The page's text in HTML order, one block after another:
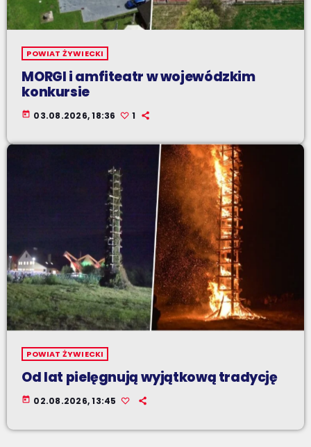
POWIAT ŻYWIECKI
MORGI i amfiteatr w wojewódzkim
konkursie
today 03.08.2026, 18:36 1
POWIAT ŻYWIECKI
Od lat pielęgnują wyjątkową tradycję
today 02.08.2026, 13:45